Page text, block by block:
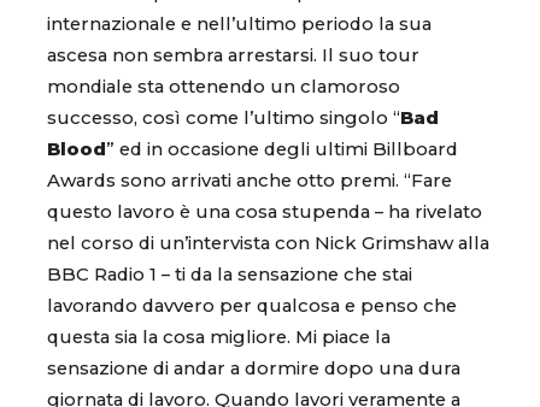
internazionale e nell’ultimo periodo la sua
ascesa non sembra arrestarsi. Il suo tour
mondiale sta ottenendo un clamoroso
successo, così come l’ultimo singolo “Bad
Blood ” ed in occasione degli ultimi Billboard
Awards sono arrivati anche otto premi. “Fare
questo lavoro è una cosa stupenda – ha rivelato
nel corso di un’intervista con Nick Grimshaw alla
BBC Radio 1 – ti da la sensazione che stai
lavorando davvero per qualcosa e penso che
questa sia la cosa migliore. Mi piace la
sensazione di andar a dormire dopo una dura
giornata di lavoro. Quando lavori veramente a